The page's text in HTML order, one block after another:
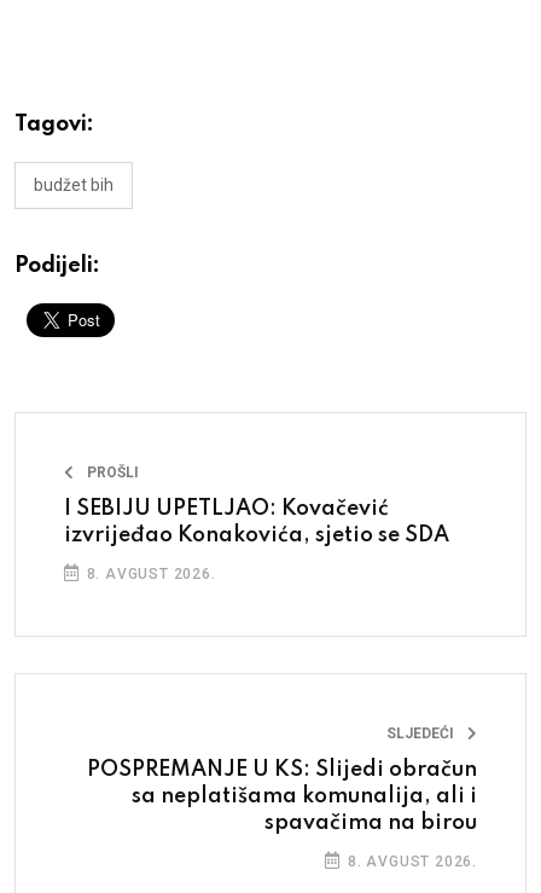
Tagovi:
budžet bih
Podijeli:
PROŠLI
I SEBIJU UPETLJAO: Kovačević
izvrijeđao Konakovića, sjetio se SDA
8. AVGUST 2026.
SLJEDEĆI
POSPREMANJE U KS: Slijedi obračun
sa neplatišama komunalija, ali i
spavačima na birou
8. AVGUST 2026.